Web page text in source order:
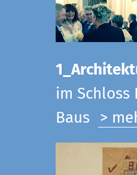
im Schloss
Baus
>